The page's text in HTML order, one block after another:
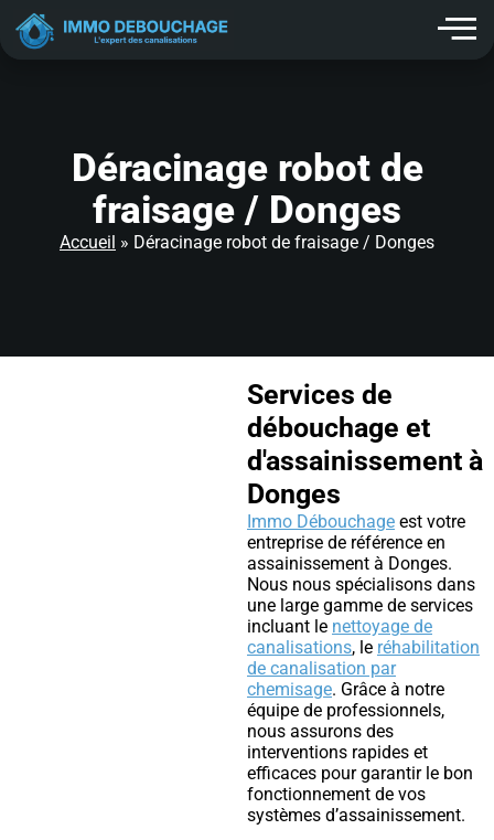
principal
Déracinage robot de
fraisage / Donges
Accueil » Déracinage robot de fraisage / Donges
Services de
débouchage et
d'assainissement à
Donges
Immo Débouchage est votre
entreprise de référence en
assainissement à Donges.
Nous nous spécialisons dans
une large gamme de services
incluant le nettoyage de
canalisations, le réhabilitation
de canalisation par
chemisage. Grâce à notre
équipe de professionnels,
nous assurons des
interventions rapides et
efficaces pour garantir le bon
fonctionnement de vos
systèmes d’assainissement.